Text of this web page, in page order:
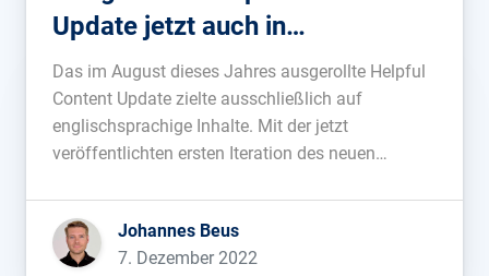
Update jetzt auch in
Deutschland frei
Das im August dieses Jahres ausgerollte Helpful
Content Update zielte ausschließlich auf
englischsprachige Inhalte. Mit der jetzt
veröffentlichten ersten Iteration des neuen
Sprachen neu bewertet....
Johannes Beus
7. Dezember 2022